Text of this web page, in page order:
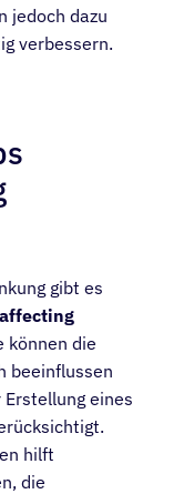
jedoch dazu
verbessern.
gibt es
können die
beeinflussen
eines
hilft
die